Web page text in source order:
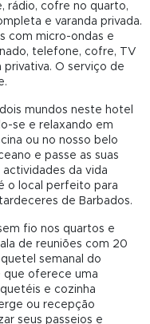
rádio, cofre no quarto,
e varanda privada.
com micro-ondas e
telefone, cofre, TV
O serviço de
mundos neste hotel
se e relaxando em
ou no nosso belo
e passe as suas
da vida
o local perfeito para
de Barbados.
fio nos quartos e
de reuniões com 20
semanal do
que oferece uma
e cozinha
ou recepção
seus passeios e